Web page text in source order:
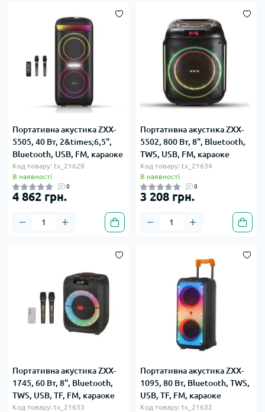
Портативна акустика ZXX-
5505, 40 Вт, 2&times;6,5",
Bluetooth, USB, FM, караоке
Код товару: tx_21628
В наявності
0
4 862 грн.
Портативна акустика ZXX-
5502, 800 Вт, 8", Bluetooth,
TWS, USB, FM, караоке
Код товару: tx_21634
В наявності
0
3 208 грн.
Портативна акустика ZXX-
1745, 60 Вт, 8", Bluetooth,
TWS, USB, TF, FM, караоке
Код товару: tx_21633
Портативна акустика ZXX-
1095, 80 Вт, Bluetooth, TWS,
USB, TF, FM, караоке
Код товару: tx_21632